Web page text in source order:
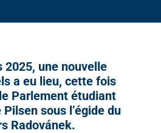
2025, une nouvelle
a eu lieu, cette fois
Parlement étudiant
sous l’égide du
Radovánek.